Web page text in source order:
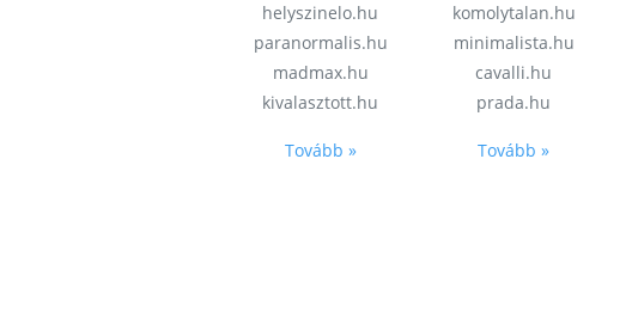
helyszinelo.hu
paranormalis.hu
madmax.hu
kivalasztott.hu
Tovább »
komolytalan.hu
minimalista.hu
cavalli.hu
prada.hu
Tovább »